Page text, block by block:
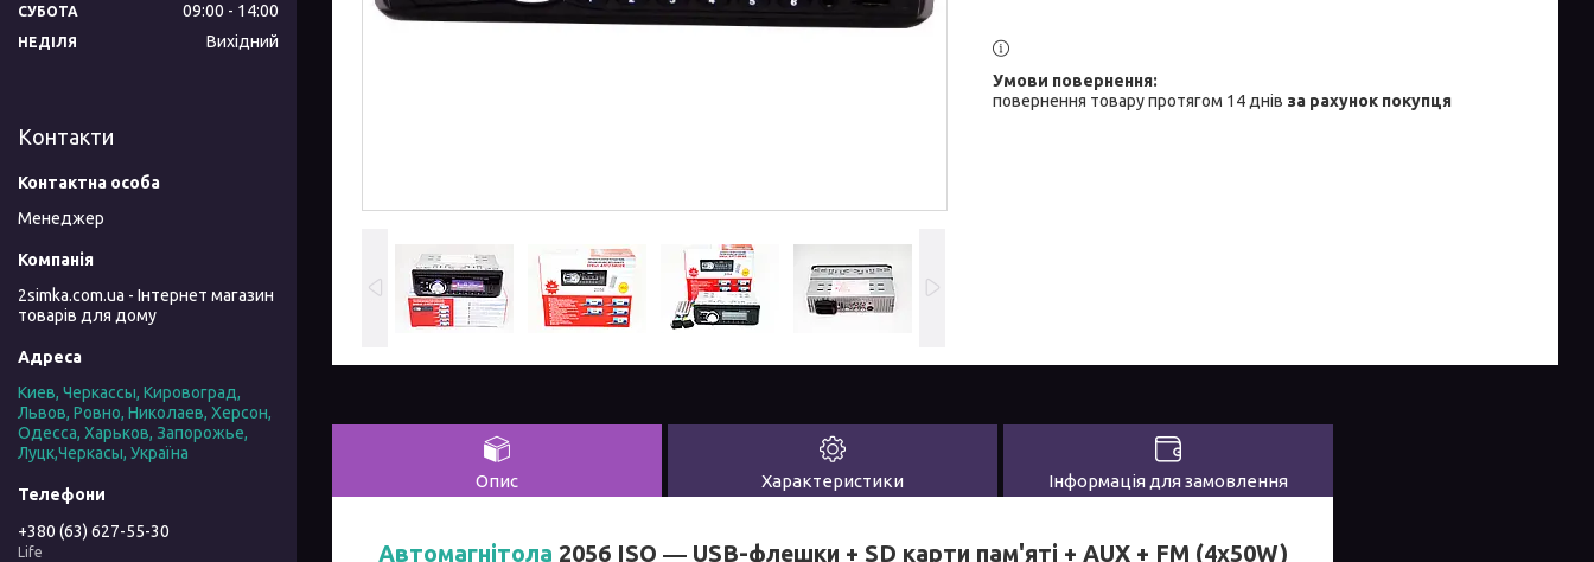
повернення товару протягом 14 днів за рахунок покупця
Опис Характеристики Інформація для замовлення
Автомагнітола 2056 ISO ― USB-флешки + SD карти пам'яті + AUX + FM (4x50W)
СУБОТА 09:00 14:00
НЕДІЛЯ Вихідний
Контакти
Менеджер
2simka.com.ua - Інтернет магазин
товарів для дому
Киев, Черкассы, Кировоград,
Львов, Ровно, Николаев, Херсон,
Одесса, Харьков, Запорожье,
Луцк,Черкасы, Україна
+380 (63) 627-55-30
Life